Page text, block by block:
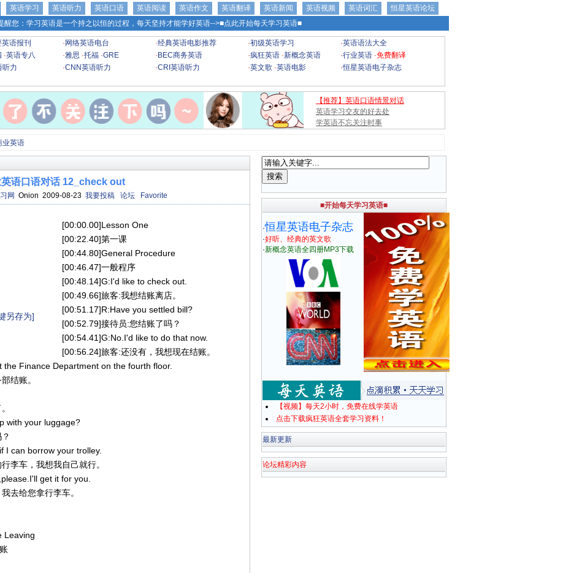
英语学习 英语听力 英语口语 英语阅读 英语作文 英语翻译 英语新闻 英语视频 英语词汇
恒星英语论坛
醒您：学习英语是一个持之以恒的过程，每天坚持才能学好英语-->■点此开始每天学习英语■
语报刊 · 网络英语电台 ·经典英语电影推荐 ·初级英语学习 ·英语语法大全
·英语专八 ·雅思 ·托福 ·GRE · BEC商务英语 ·疯狂英语 ·新概念英语 ·行业英语 ·免费翻译
听力 ·CNN英语听力 ·CRI英语听力 ·英文歌 ·英语电影 ·恒星英语电子杂志
【推荐】英语口语情景对话
英语学习交友的好去处
学英语不忘关注时事
业英语
语口语对话 12_check out
网 Onion 2009-08-23 我要投稿 论坛 Favorite
另存为]
[00:00.00]Lesson One
[00:22.40]第一课
[00:44.80]General Procedure
[00:46.47]一般程序
[00:48.14]G:I'd like to check out.
[00:49.66]旅客:我想结账离店。
[00:51.17]R:Have you settled bill?
[00:52.79]接待员:您结账了吗？
[00:54.41]G:No.I'd like to do that now.
[00:56.24]旅客:还没有，我想现在结账。
Finance Department on the fourth floor.
结账。
with your luggage?
I can borrow your trolley.
李车，我想我自己就行。
get it for you.
去给您拿行李车。
Leaving
■开始每天学习英语■
·恒星英语电子杂志
·好听、经典的英文歌
·新概念英语全四册MP3下载
【视频】每天2小时，免费在线学英语
点击下载疯狂英语全套学习资料！
最新更新
论坛精彩内容